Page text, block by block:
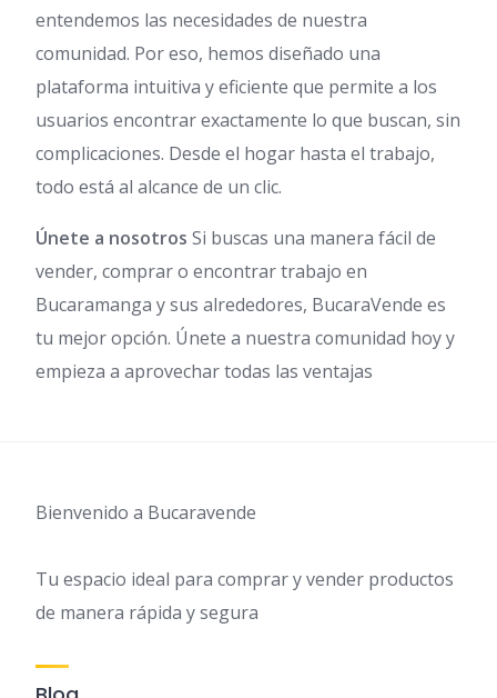
entendemos las necesidades de nuestra
comunidad. Por eso, hemos diseñado una
plataforma intuitiva y eficiente que permite a los
usuarios encontrar exactamente lo que buscan, sin
complicaciones. Desde el hogar hasta el trabajo,
todo está al alcance de un clic.
Únete a nosotros Si buscas una manera fácil de
vender, comprar o encontrar trabajo en
Bucaramanga y sus alrededores, BucaraVende es
tu mejor opción. Únete a nuestra comunidad hoy y
empieza a aprovechar todas las ventajas
Bienvenido a Bucaravende
Tu espacio ideal para comprar y vender productos
de manera rápida y segura